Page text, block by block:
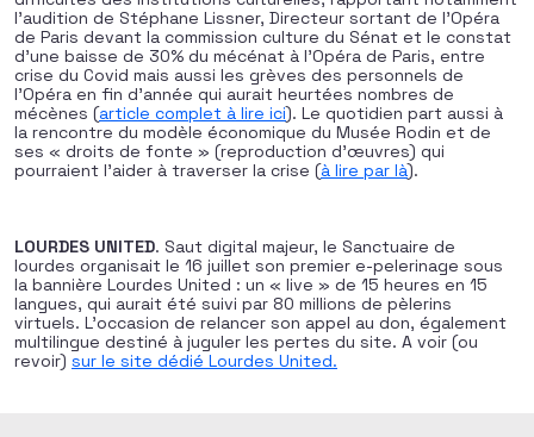
l’audition de Stéphane Lissner, Directeur sortant de l’Opéra
de Paris devant la commission culture du Sénat et le constat
d’une baisse de 30% du mécénat à l’Opéra de Paris, entre
crise du Covid mais aussi les grèves des personnels de
l’Opéra en fin d’année qui aurait heurtées nombres de
mécènes (article complet à lire ici). Le quotidien part aussi à
la rencontre du modèle économique du Musée Rodin et de
ses « droits de fonte » (reproduction d’œuvres) qui
pourraient l’aider à traverser la crise (à lire par là).
LOURDES UNITED. Saut digital majeur, le Sanctuaire de
lourdes organisait le 16 juillet son premier e-pelerinage sous
la bannière Lourdes United : un « live » de 15 heures en 15
langues, qui aurait été suivi par 80 millions de pèlerins
virtuels. L’occasion de relancer son appel au don, également
multilingue destiné à juguler les pertes du site. A voir (ou
revoir) sur le site dédié Lourdes United.